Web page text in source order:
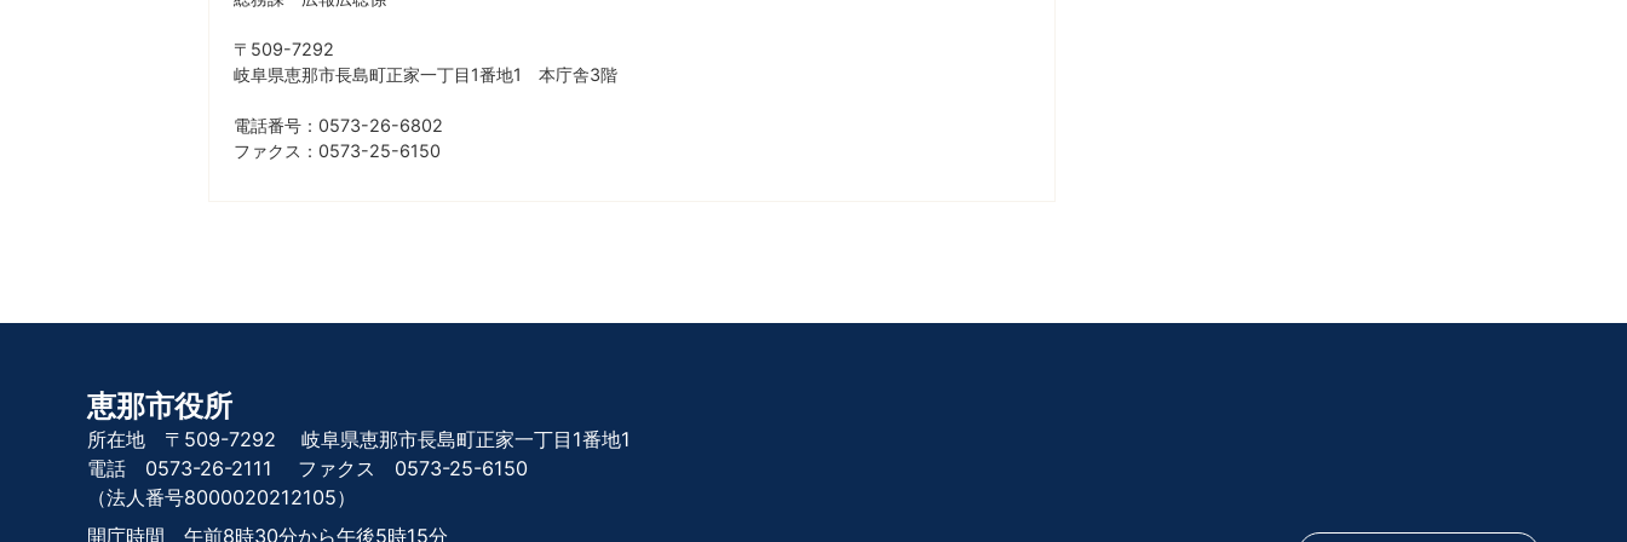
〒509-7292
岐阜県恵那市長島町正家一丁目1番地1 本庁舎3階
電話番号：0573-26-6802
ファクス：0573-25-6150
恵那市役所
所在地 〒509-7292
岐阜県恵那市長島町正家一丁目1番地1
電話 0573-26-2111
ファクス 0573-25-6150
（法人番号8000020212105）
開庁時間 午前8時30分から午後5時15分